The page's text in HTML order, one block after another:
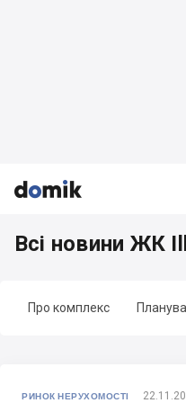



Про комплекс
Всі новини ЖК
РИНОК НЕРУХОМОСТІ